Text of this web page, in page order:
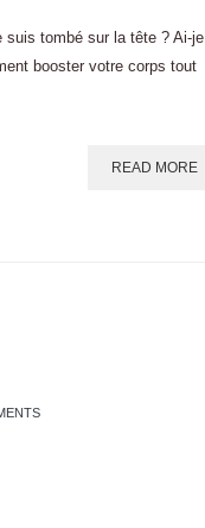
suis tombé sur la tête ? Ai-je
booster votre corps tout
READ MORE